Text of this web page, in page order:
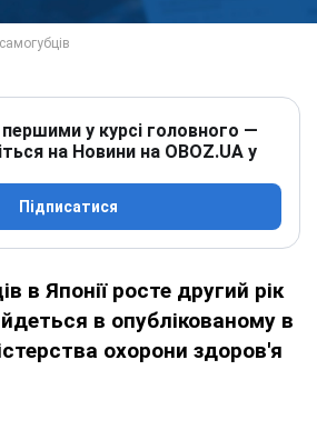
у курсі головного —
на Новини на OBOZ.UA у
Підписатися
в Японії росте другий рік
в опублікованому в
охорони здоров'я